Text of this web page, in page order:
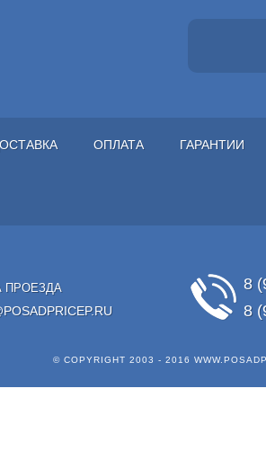
ОПЛАТА ГАРАНТИИ
ПРОЕЗДА
8
8
© COPYRIGHT 2003 - 2016